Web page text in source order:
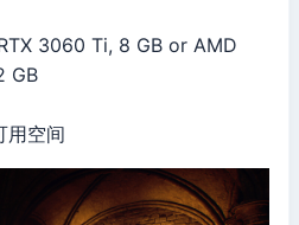
3060 Ti, 8 GB or AMD
GB
用空间